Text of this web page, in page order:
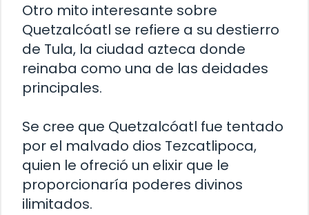
Otro mito interesante sobre
Quetzalcóatl se refiere a su destierro
de Tula, la ciudad azteca donde
reinaba como una de las deidades
principales.
Se cree que Quetzalcóatl fue tentado
por el malvado dios Tezcatlipoca,
quien le ofreció un elixir que le
proporcionaría poderes divinos
ilimitados.